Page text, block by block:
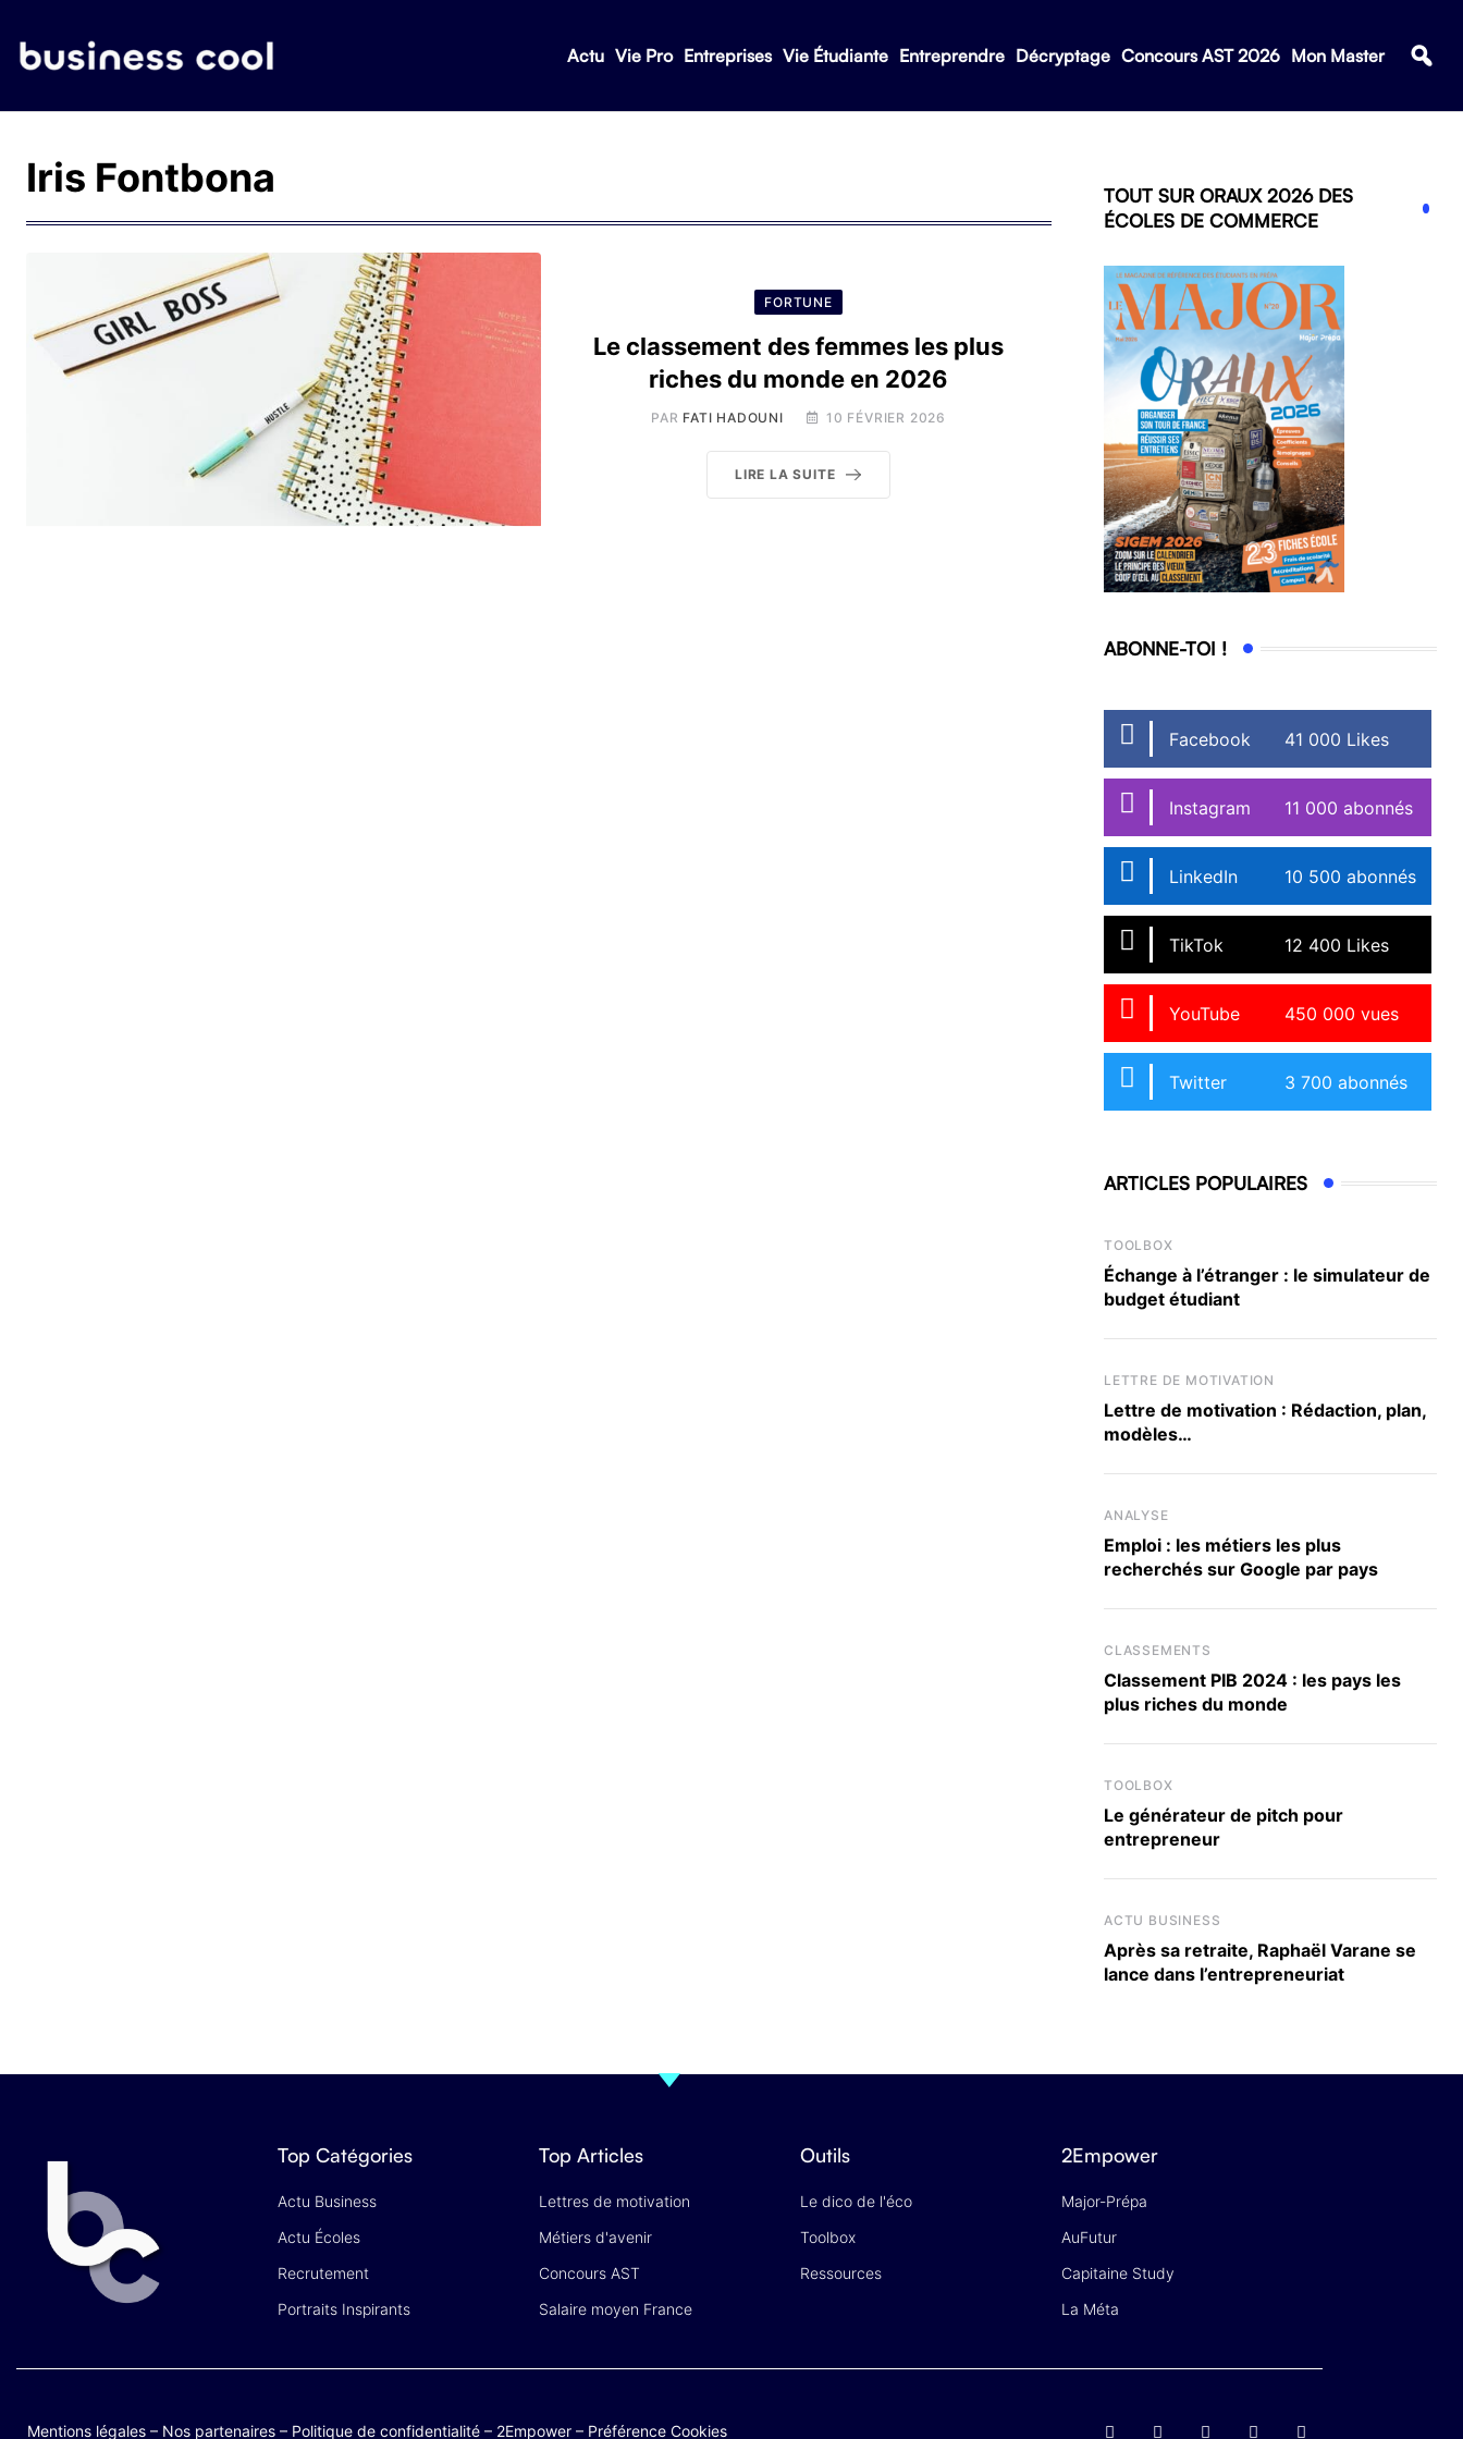
Actu Vie Pro Entreprises Vie Étudiante Entreprendre Décryptage Concours AST 2026 Mon Master
Iris Fontbona
FORTUNE
Le classement des femmes les plus
riches du monde en 2026
PAR FATI HADOUNI 10 FÉVRIER 2026
LIRE LA SUITE
TOUT SUR ORAUX 2026 DES
ÉCOLES DE COMMERCE
ABONNE-TOI !
Facebook 41 000 Likes
Instagram 11 000 abonnés
LinkedIn 10 500 abonnés
TikTok 12 400 Likes
YouTube 450 000 vues
Twitter 3 700 abonnés
ARTICLES POPULAIRES
TOOLBOX
Échange à l’étranger : le simulateur de
budget étudiant
LETTRE DE MOTIVATION
Lettre de motivation : Rédaction, plan,
modèles…
ANALYSE
Emploi : les métiers les plus
recherchés sur Google par pays
CLASSEMENTS
Classement PIB 2024 : les pays les
plus riches du monde
TOOLBOX
Le générateur de pitch pour
entrepreneur
ACTU BUSINESS
Après sa retraite, Raphaël Varane se
lance dans l’entrepreneuriat
Top Catégories
Actu Business
Actu Écoles
Recrutement
Portraits Inspirants
Top Articles
Lettres de motivation
Métiers d'avenir
Concours AST
Salaire moyen France
Outils
Le dico de l'éco
Toolbox
Ressources
2Empower
Major-Prépa
AuFutur
Capitaine Study
La Méta
Mentions légales – Nos partenaires – Politique de confidentialité – 2Empower – Préférence Cookies